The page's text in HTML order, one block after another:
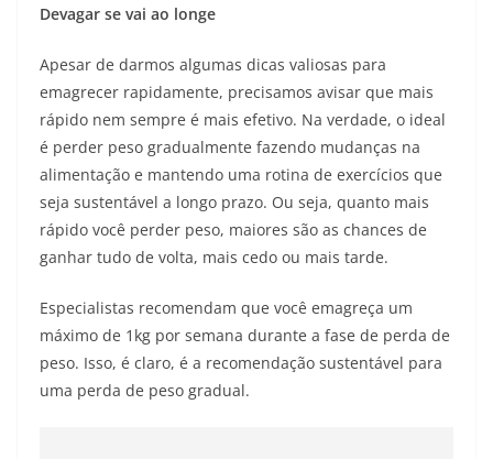
Devagar se vai ao longe
Apesar de darmos algumas dicas valiosas para
emagrecer rapidamente, precisamos avisar que mais
rápido nem sempre é mais efetivo. Na verdade, o ideal
é perder peso gradualmente fazendo mudanças na
alimentação e mantendo uma rotina de exercícios que
seja sustentável a longo prazo. Ou seja, quanto mais
rápido você perder peso, maiores são as chances de
ganhar tudo de volta, mais cedo ou mais tarde.
Especialistas recomendam que você emagreça um
máximo de 1kg por semana durante a fase de perda de
peso. Isso, é claro, é a recomendação sustentável para
uma perda de peso gradual.